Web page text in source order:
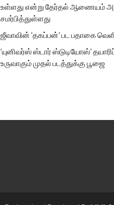
உள்ளது என்று தேர்தல் ஆணையம்
சமர்பித்துள்ளது
ஜீவாவின் ‘தகப்பன்’ பட பதாகை
‘யுனிவர்ஸ் ஸ்டார் ஸ்டுடியோஸ்’
உருவாகும் முதல் படத்துக்கு பூஜை